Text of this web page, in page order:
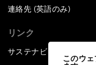
このウ
連絡先 (英語のみ)
リンク
サステナビリティへの取